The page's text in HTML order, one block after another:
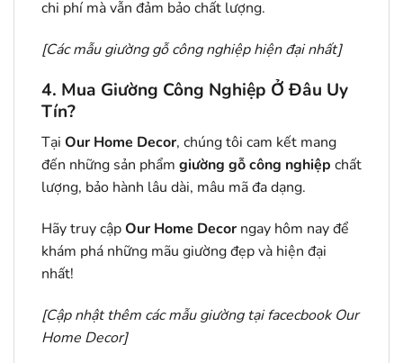
chi phí mà vẫn đảm bảo chất lượng.
[Các mẫu giường gỗ công nghiệp hiện đại nhất]
4. Mua Giường Công Nghiệp Ở Đâu Uy
Tín?
Tại Our Home Decor, chúng tôi cam kết mang
đến những sản phẩm giường gỗ công nghiệp chất
lượng, bảo hành lâu dài, mâu mã đa dạng.
Hãy truy cậpOur Home Decor ngay hôm nay để
khám phá những mãu giường đẹp và hiện đại
nhất!
[Cập nhật thêm các mẫu giường tại facecbook Our
Home Decor]